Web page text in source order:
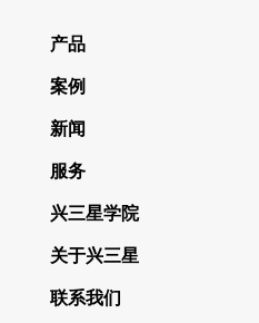
产品
案例
新闻
服务
兴三星学院
关于兴三星
联系我们